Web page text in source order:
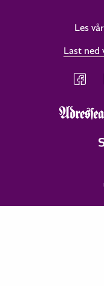
Les vår
Last ned